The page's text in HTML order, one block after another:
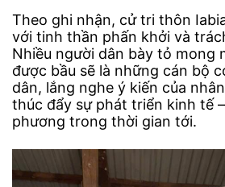
Theo ghi nhận, cử tri thôn
với tinh thần phấn khởi và
Nhiều người dân bày tỏ mong
được bầu sẽ là những cán bộ
dân, lắng nghe ý kiến của
thúc đẩy sự phát triển kinh tế
phương trong thời gian tới.